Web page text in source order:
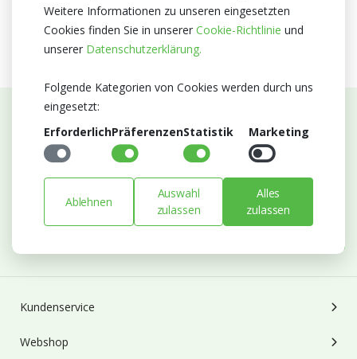
Ostern Frühling
Abonnieren Sie unseren Newsletter
Bleiben Sie auf dem Laufenden mit Neuigkeiten und
Entwicklungen von Blumengroßhandel Heyl
Kundenservice
Webshop
Weitere Informationen zu unseren eingesetzten
Cookies finden Sie in unserer Cookie-Richtlinie und
unserer Datenschutzerklärung.
Folgende Kategorien von Cookies werden durch uns
eingesetzt:
ErforderlichPräferenzenStatistik Marketing
Ablehnen
Auswahl
zulassen
Alles
zulassen